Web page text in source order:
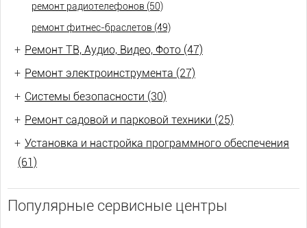
ремонт радиотелефонов (50)
ремонт фитнес-браслетов (49)
+ Ремонт ТВ, Аудио, Видео, Фото (47)
+ Ремонт электроинструмента (27)
+ Системы безопасности (30)
+ Ремонт садовой и парковой техники (25)
+ Установка и настройка программного обеспечения
(61)
Популярные сервисные центры